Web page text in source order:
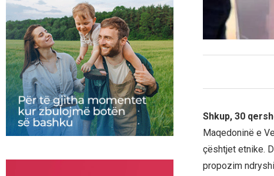
Shkup, 30
Maqedoninë e
çështjet etnike.
propozim